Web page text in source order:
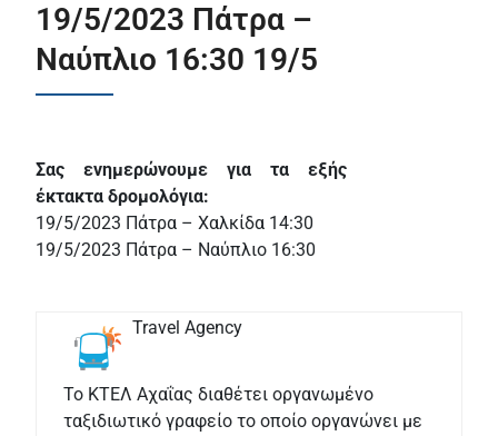
19/5/2023 Πάτρα –
Ναύπλιο 16:30 19/5
Σας ενημερώνουμε για τα εξής
έκτακτα δρομολόγια:
19/5/2023 Πάτρα – Χαλκίδα 14:30
19/5/2023 Πάτρα – Ναύπλιο 16:30
Travel Agency
Το ΚΤΕΛ Αχαΐας διαθέτει οργανωμένο
ταξιδιωτικό γραφείο το οποίο οργανώνει με